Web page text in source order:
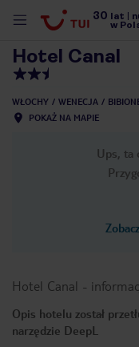
30 lat
w
Hotel Canal
WŁOCHY WENECJA
POKAŻ NA MAPIE
Ups, ta
Hotel Canal -
Opis hotelu został
narzędzie DeepL